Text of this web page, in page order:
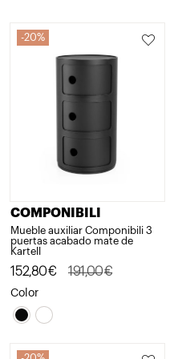
20%
COMPONIBILI
Mueble auxiliar Componibili 3
puertas acabado mate de
Kartell
191,00€
El
precio
original
191,00€.
152,80€
El
precio
actual
152,80€.
Color